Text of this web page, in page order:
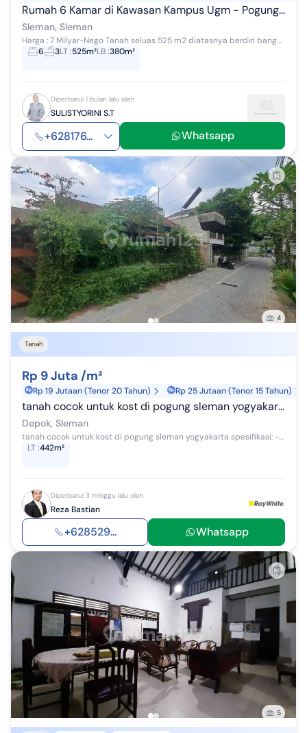
Rumah 6 Kamar di Kawasan Kampus Ugm - Pogung Baru Sleman
Sleman, Sleman
Harga : 7 Milyar-Nego Tanah seluas 525 m2 diatasnya berdiri bangunan rumah seluas 380 m2 yang dilengkapi dengan 6 kamar tidur, 3 kamar mandi, dap...
6
3LT:525m²LB:380m²
Diperbarui 1 bulan lalu oleh
SULISTYORINI S.T
+628176... Whatsapp
4
Tanah
Rp 9 Juta /m²
Rp 19 Jutaan (Tenor 20 Tahun) Rp 25 Jutaan (Tenor 15 Tahun)
tanah cocok untuk kost di pogung sleman yogyakarta
Depok, Sleman
tanah cocok untuk kost di pogung sleman yogyakarta spesifikasi: - luas tanah 442 m2 - lebar depan 12 m cocok untuk kost, hunian dll harga 9 jt/m...
LT:442m²
Diperbarui 3 minggu lalu oleh
Reza Bastian
+628529... Whatsapp
5